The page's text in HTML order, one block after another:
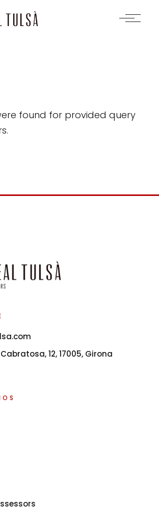
found for provided query
12, 17005, Girona